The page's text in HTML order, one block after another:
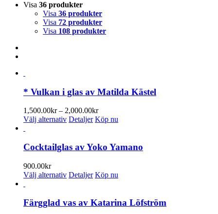
Visa 36 produkter
Visa 36 produkter
Visa 72 produkter
Visa 108 produkter
* Vulkan i glas av Matilda Kästel
1,500.00kr – 2,000.00krPrisintervall:
1,500.00kr
Välj alternativ Den
har
flera
De
olika
väljas
Detaljer Köp nu
Cocktailglas av Yoko Yamano
900.00kr
Välj alternativ Den
har
flera
Detaljer Köp nu
Färgglad vas av Katarina Löfström